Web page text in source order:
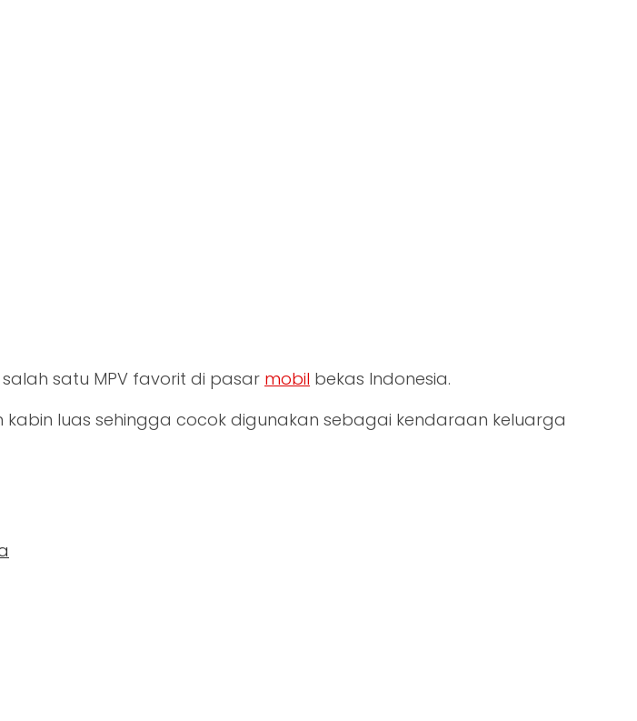
salah satu MPV favorit di pasar mobil bekas Indonesia.
luas sehingga cocok digunakan sebagai kendaraan keluarga